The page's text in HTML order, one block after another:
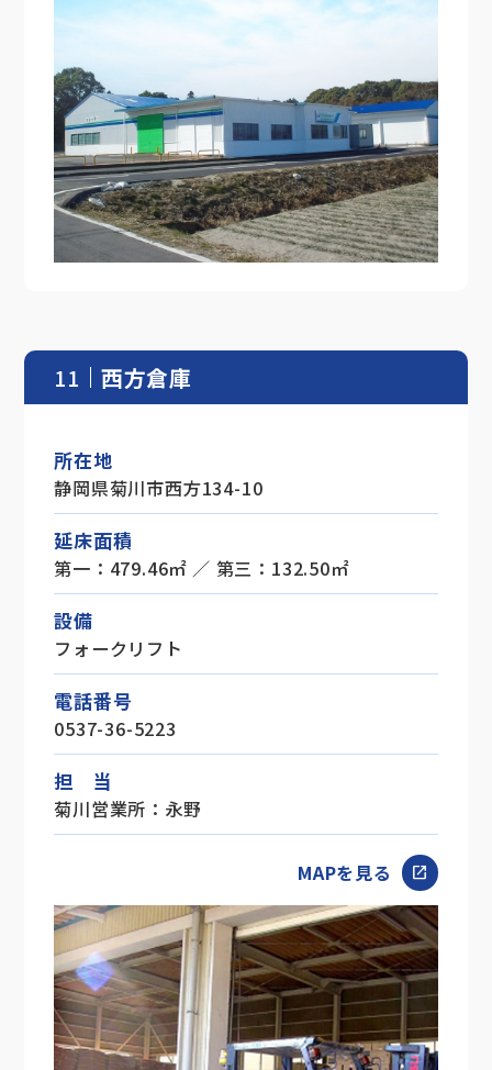
11 西方倉庫
所在地
静岡県菊川市西方134-10
延床面積
第一：479.46㎡ ／ 第三：132.50㎡
設備
フォークリフト
電話番号
0537-36-5223
担 当
菊川営業所：永野
MAPを見る open_in_new